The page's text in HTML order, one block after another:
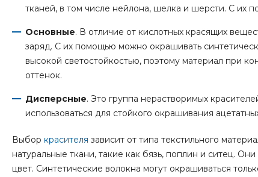
тканей, в том числе нейлона, шелка и шерсти. С
Основные. В отличие от кислотных красящих
заряд. С их помощью можно окрашивать
высокой светостойкостью, поэтому материал при
оттенок.
Дисперсные. Это группа нерастворимых
использоваться для стойкого окрашивания
Выбор красителя зависит от типа текстильного
натуральные ткани, такие как бязь, поплин и ситец.
цвет. Синтетические волокна могут окрашиваться